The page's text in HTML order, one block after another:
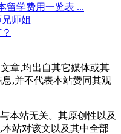
留学费用一览表 ...
师姐
章,均出自其它媒体或其
,并不代表本站赞同其观
本站无关。其原创性以及
站对该文以及其中全部